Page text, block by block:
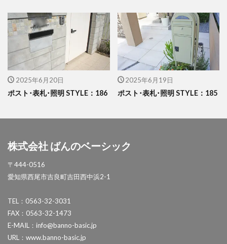
2025年6月20日
ポスト･表札･照明 STYLE：186
2025年6月19日
ポスト･表札･照明 STYLE：185
株式会社 ばんのベーシック
〒444-0516
愛知県西尾市吉良町吉田西中浜2-1
TEL：0563-32-3031
FAX：0563-32-1473
E-MAIL：info@banno-basic.jp
URL：www.banno-basic.jp
イナバ物置 自転車置場 BFXタイプ
ウリン
エクスタイル アーバンフェンス
エクスタイル アーバンポールAD
エレント パークスワイド
エレント フォルテット
オオムラ ジェラシカ
カーポート
キャンペーン
きらまつり
ジャービス商事 アニマル蛇口
スタッフブログ
スノーホワイト
タカショー アートポート
タカショー エクスレッズウォールライト
タカショー エバーアートウッドフェンス